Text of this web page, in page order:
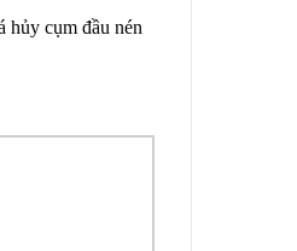
hủy cụm đầu nén